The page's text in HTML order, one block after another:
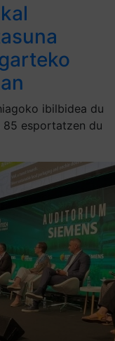
ibilbidea du
85 esportatzen du